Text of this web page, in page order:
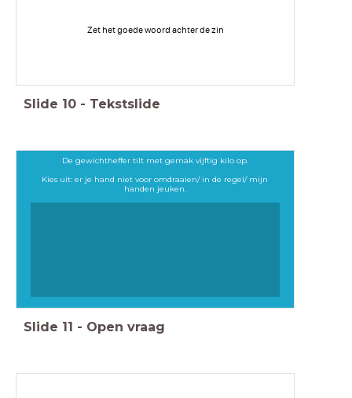
Zet het goede woord achter de zin
Slide 10 - Tekstslide
De gewichtheffer tilt met gemak vijftig kilo op.
Kies uit: er je hand niet voor omdraaien/ in de regel/ mijn
handen jeuken.
Slide 11 - Open vraag